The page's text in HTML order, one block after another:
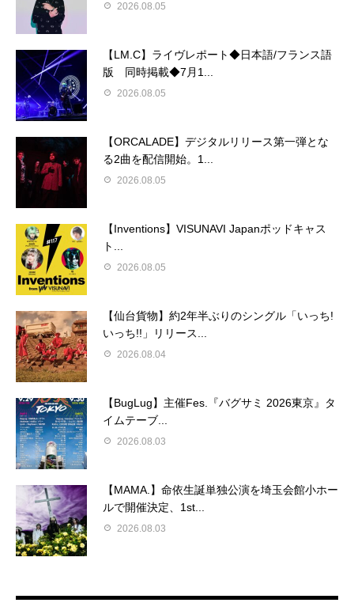
2026.08.05
【LM.C】ライヴレポート◆日本語/フランス語
版 同時掲載◆7月1...
2026.08.05
【ORCALADE】デジタルリリース第一弾とな
る2曲を配信開始。1...
2026.08.05
【Inventions】VISUNAVI Japanポッドキャス
ト...
2026.08.05
【仙台貨物】約2年半ぶりのシングル「いっち!
いっち!!」リリース...
2026.08.04
【BugLug】主催Fes.『バグサミ 2026東京』タ
イムテーブ...
2026.08.03
【MAMA.】命依生誕単独公演を埼玉会館小ホー
ルで開催決定、1st...
2026.08.03